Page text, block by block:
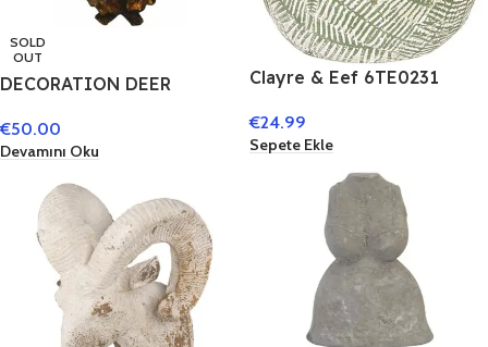
SOLD
OUT
DECORATION DEER
6PR3004
€50.00
Devamını Oku
Clayre & Eef 6TE0231
18 cm +
€24.99
Sepete Ekle